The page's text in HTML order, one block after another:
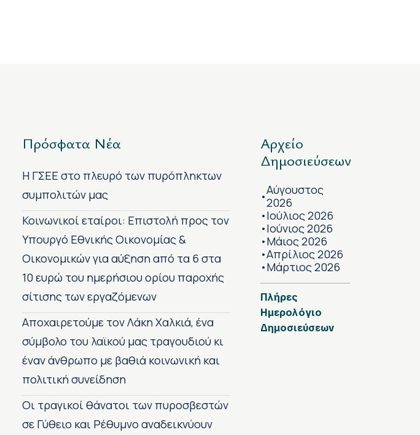
Πρόσφατα Νέα
H ΓΣΕΕ στο πλευρό των πυρόπληκτων
συμπολιτών μας
Κοινωνικοί εταίροι: Επιστολή προς τον
Υπουργό Εθνικής Οικονομίας &
Οικονομικών για αύξηση από τα 6 στα
10 ευρώ του ημερήσιου ορίου παροχής
σίτισης των εργαζόμενων
Αποχαιρετούμε τον Λάκη Χαλκιά, ένα
σύμβολο του λαϊκού μας τραγουδιού κι
έναν άνθρωπο με βαθιά κοινωνική και
πολιτική συνείδηση
Οι τραγικοί θάνατοι των πυροσβεστών
σε Γύθειο και Ρέθυμνο αναδεικνύουν
Αρχείο
Δημοσιεύσεων
•Αύγουστος
2026
•Ιούλιος 2026
•Ιούνιος 2026
•Μάιος 2026
•Απρίλιος 2026
•Μάρτιος 2026
Πλήρες
Ημερολόγιο
Δημοσιεύσεων